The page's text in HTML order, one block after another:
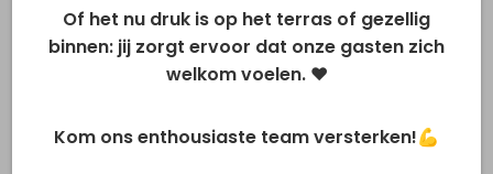
Of het nu druk is op het terras of gezellig
binnen: jij zorgt ervoor dat onze gasten zich
welkom voelen. ❤️
Kom ons enthousiaste team versterken!💪